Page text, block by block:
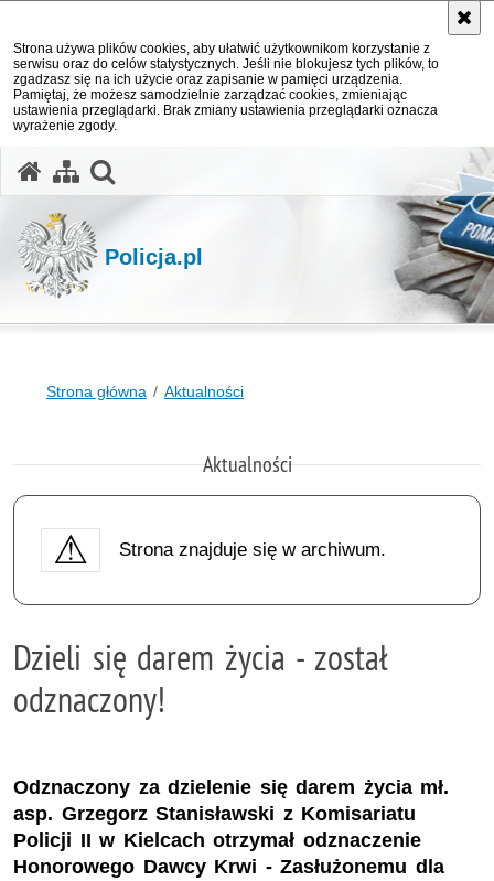
Strona używa plików cookies, aby ułatwić użytkownikom korzystanie z
serwisu oraz do celów statystycznych. Jeśli nie blokujesz tych plików, to
zgadzasz się na ich użycie oraz zapisanie w pamięci urządzenia.
Pamiętaj, że możesz samodzielnie zarządzać cookies, zmieniając
ustawienia przeglądarki. Brak zmiany ustawienia przeglądarki oznacza
wyrażenie zgody.
Policja.pl
Strona główna Aktualności
Aktualności
Strona znajduje się w archiwum.
Dzieli się darem życia - został
odznaczony!
Odznaczony za dzielenie się darem życia mł.
asp. Grzegorz Stanisławski z Komisariatu
Policji II w Kielcach otrzymał odznaczenie
Honorowego Dawcy Krwi - Zasłużonemu dla